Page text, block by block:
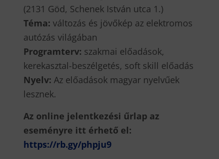
(2131 Göd, Schenek István utca 1.)
Téma: változás és jövőkép az elektromos
autózás világában
Programterv: szakmai előadások,
kerekasztal-beszélgetés, soft skill előadás
Nyelv: Az előadások magyar nyelvűek
lesznek.
Az online jelentkezési űrlap az
eseményre itt érhető el:
https://rb.gy/phpju9